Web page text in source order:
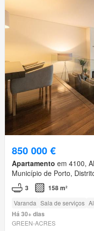
850 000 €
Apartamento em 4100,
Município de Porto,
3 158 m²
Varanda Sala de serviços
Há 30+ dias
GREEN-ACRES